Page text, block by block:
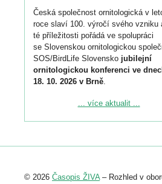
Česká společnost ornitologická v
roce slaví 100. výročí svého vzniku
té příležitosti pořádá ve spolupráci
se Slovenskou ornitologickou
SOS/BirdLife Slovensko jubilejní
ornitologickou konferenci ve
18. 10. 2026 v Brně.
Podrobnější informace ke konferenci
Registrovat se můžete do 6. září.
abstraktu přihlášené přednášky nebo
... více aktualit ...
© 2026 Časopis ŽIVA– Rozhled v